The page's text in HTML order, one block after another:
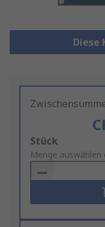
Diese
Add
to
Basket
Stück
Menge auswählen